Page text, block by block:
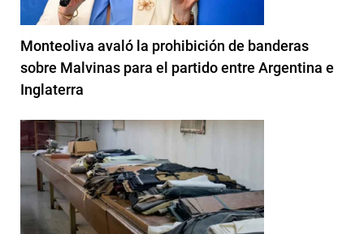
Monteoliva avaló la prohibición de banderas
sobre Malvinas para el partido entre Argentina e
Inglaterra